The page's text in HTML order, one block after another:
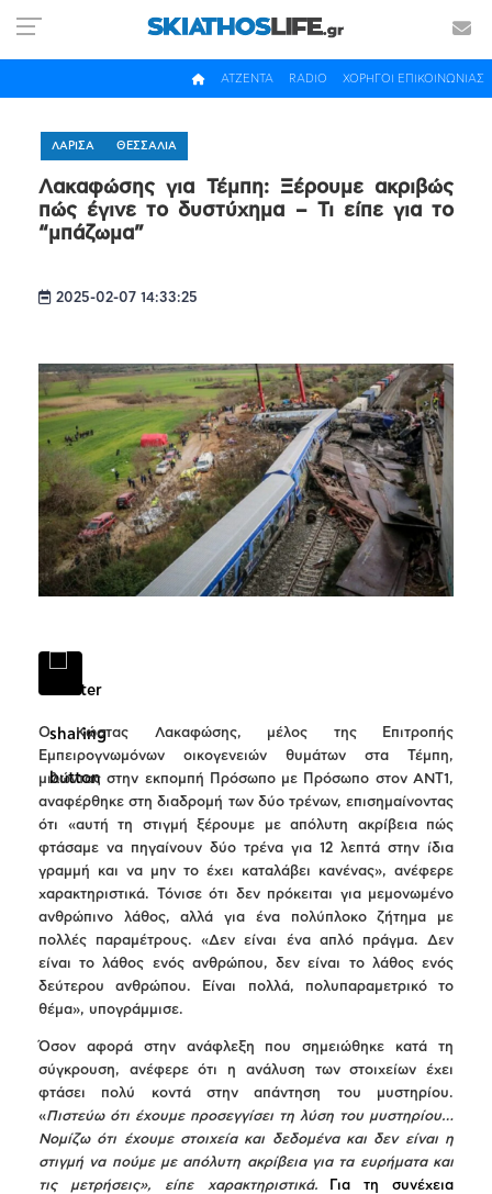
ΧΟΡΗΓΟΙ ΕΠΙΚΟΙΝΩΝΙΑΣ
RADIO
ΑΤΖΕΝΤΑ
ΛΑΡΙΣΑ ΘΕΣΣΑΛΙΑ
Λακαφώσης για Τέμπη: Ξέρουμε ακριβώς
πώς έγινε το δυστύχημα – Τι είπε για το
“μπάζωμα”
2025-02-07 14:33:25
Ο Κώστας Λακαφώσης, μέλος της Επιτροπής
Εμπειρογνωμόνων οικογενειών θυμάτων στα Τέμπη,
μιλώντας στην εκπομπή Πρόσωπο με Πρόσωπο στον ANT1,
αναφέρθηκε στη διαδρομή των δύο τρένων, επισημαίνοντας
ότι «αυτή τη στιγμή ξέρουμε με απόλυτη ακρίβεια πώς
φτάσαμε να πηγαίνουν δύο τρένα για 12 λεπτά στην ίδια
γραμμή και να μην το έχει καταλάβει κανένας», ανέφερε
χαρακτηριστικά. Τόνισε ότι δεν πρόκειται για μεμονωμένο
ανθρώπινο λάθος, αλλά για ένα πολύπλοκο ζήτημα με
πολλές παραμέτρους. «Δεν είναι ένα απλό πράγμα. Δεν
είναι το λάθος ενός ανθρώπου, δεν είναι το λάθος ενός
δεύτερου ανθρώπου. Είναι πολλά, πολυπαραμετρικό το
θέμα», υπογράμμισε.
Όσον αφορά στην ανάφλεξη που σημειώθηκε κατά τη
σύγκρουση, ανέφερε ότι η ανάλυση των στοιχείων έχει
φτάσει πολύ κοντά στην απάντηση του μυστηρίου.
«Πιστεύω ότι έχουμε προσεγγίσει τη λύση του μυστηρίου…
Νομίζω ότι έχουμε στοιχεία και δεδομένα και δεν είναι η
στιγμή να πούμε με απόλυτη ακρίβεια για τα ευρήματα και
τις μετρήσεις», είπε χαρακτηριστικά.
Για τη συνέχεια